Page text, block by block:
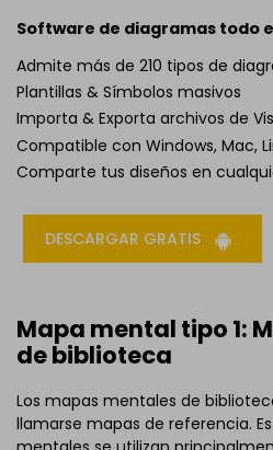
Software de diagramas todo
Admite más de 210 tipos de
Plantillas & Símbolos masivos
Importa & Exporta archivos de
Compatible con Windows, Mac,
Comparte tus diseños en
DESCARGAR GRATIS
Mapa mental tipo 1:
de biblioteca
Los mapas mentales de
llamarse mapas de referencia.